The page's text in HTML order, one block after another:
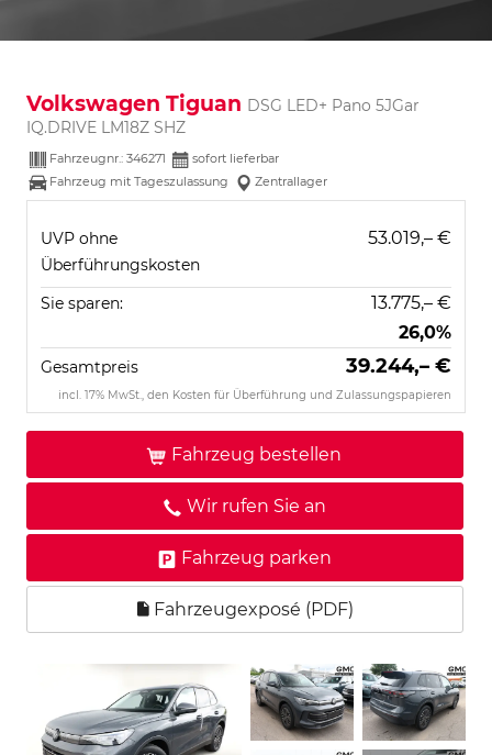
Volkswagen Tiguan DSG LED+ Pano 5JGar
IQ.DRIVE LM18Z SHZ
Fahrzeugnr.: 346271
sofort lieferbar
Fahrzeug mit Tageszulassung
Zentrallager
UVP ohne
Überführungskosten
53.019,– €
Sie sparen:
13.775,– €
26,0%
Gesamtpreis 39.244,– €
incl. 17% MwSt., den Kosten für Überführung und Zulassungspapieren
Fahrzeug bestellen
Wir rufen Sie an
Fahrzeug parken
Fahrzeugexposé (PDF)